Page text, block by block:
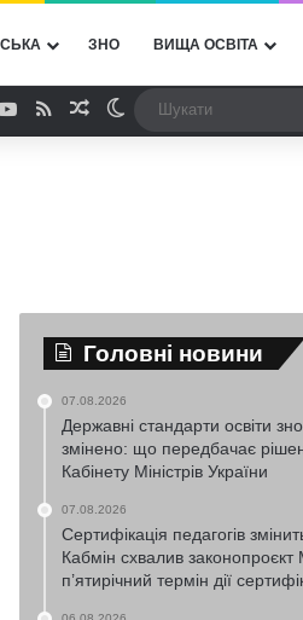
ЗНО ВИЩА ОСВІТА
YouTube
RSSВипадкова стаття
Switch skin
Головні новини
07.08.2026
Державні стандарти освіти
змінено: що передбачає
Кабінету Міністрів України
07.08.2026
Сертифікація педагогів
Кабмін схвалив
п’ятирічний термін дії